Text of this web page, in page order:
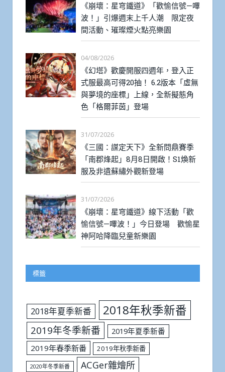
《崩壞：星穹鐵道》「歡愉信號—嗶
波！」引爆週末上千人潮 限定夜
間活動、璀璨煙火點亮樂園
04/08/2026
《幻塔》歡慶開服四週年，登入正
式服最高可得20抽！ 6.2版本「虛無
與夢境的座標」上線，全新擬態角
色「格爾菲茵」登場
31/07/2026
《三國：謀定天下》全新問鼎賽季
「南郡烽起」8月8日開啟！S1煥新
服及非遺蘇繡外觀新登場
31/07/2026
《崩壞：星穹鐵道》線下活動「歡
愉信號—嗶波！」今日登場 歡愉星
神阿哈降臨兒童新樂園
標籤
2018年夏季新番 2018年秋季新番
2019年冬季新番
2019年夏季新番
2019年春季新番
2019年秋季新番
2020年冬季新番 ACGer雜燴所